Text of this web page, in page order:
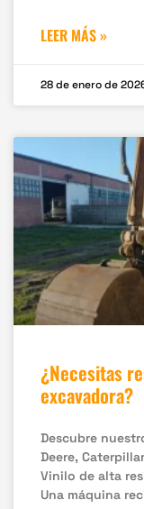
LEER MÁS »
28 de enero de
¿Necesitas
excavadora?
Descubre
Deere,
Vinilo de alta
Una máquina